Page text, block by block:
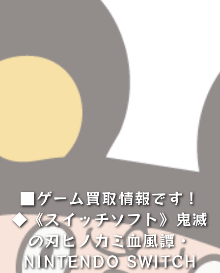
■ゲーム買取情報です！
◆《スイッチソフト》鬼滅
の刃ヒノカミ血風譚・
NINTENDO SWITCH